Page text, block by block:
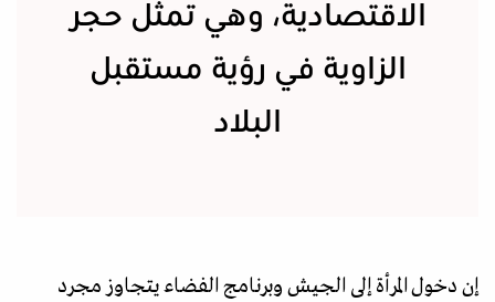
الاقتصادية، وهي تمثل حجر
الزاوية في رؤية مستقبل
البلاد
إن دخول المرأة إلى الجيش وبرنامج الفضاء يتجاوز مجرد